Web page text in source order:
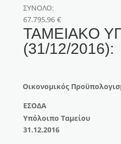
ΣΥΝΟΛΟ:
67.795,96 €
TAMEIAKO
(31/12/
Οικονομικός
ΕΣΟΔΑ
Υπόλοιπο Ταμείου
31.12.2016